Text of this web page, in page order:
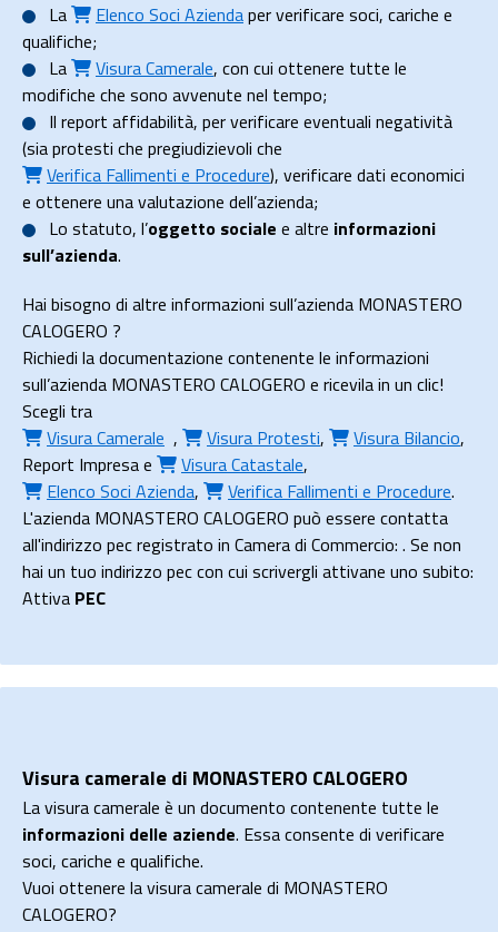
La
Elenco Soci Aziendaper verificare soci, cariche e
qualifiche;
La
Visura Camerale, con cui ottenere tutte le
modifiche che sono avvenute nel tempo;
Il report affidabilità, per verificare eventuali negatività
(sia protesti che pregiudizievoli che
Verifica Fallimenti e Procedure), verificare dati economici
e ottenere una valutazione dell’azienda;
Lo statuto, l’oggetto sociale e altre informazioni
sull’azienda.
Hai bisogno di altre informazioni sull’azienda MONASTERO
CALOGERO ?
Richiedi la documentazione contenente le informazioni
sull’azienda MONASTERO CALOGERO e ricevila in un clic!
Scegli tra
Visura Camerale , Visura Protesti, Visura Bilancio,
Report Impresae Visura Catastale,
Elenco Soci Azienda, Verifica Fallimenti e Procedure.
L'azienda MONASTERO CALOGERO può essere contatta
all'indirizzo pec registrato in Camera di Commercio: . Se non
hai un tuo indirizzo pec con cui scrivergli attivane uno subito:
Attiva PEC
Visura camerale di MONASTERO CALOGERO
La visura camerale è un documento contenente tutte le
informazioni delle aziende. Essa consente di verificare
soci, cariche e qualifiche.
Vuoi ottenere la visura camerale di MONASTERO
CALOGERO?